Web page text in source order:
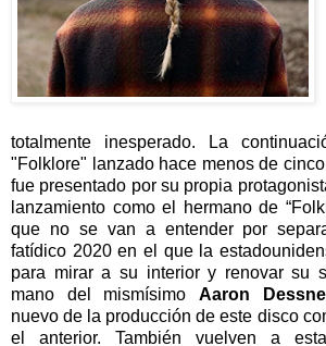
totalmente inesperado. La
"Folklore" lanzado hace menos de cinco
fue presentado por su propia
lanzamiento como el hermano de
que no se van a entender por
fatídico 2020 en el que la
para mirar a su interior y renovar su
mano del mismísimo Aaron
nuevo de la producción de este disco
el anterior. También vuelven a